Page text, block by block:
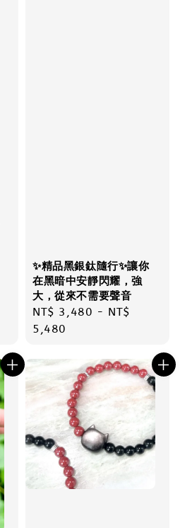
✨精品黑銀鈦隨行✨讓你
在黑暗中安靜閃耀，強
大，從來不需要聲音
Regular
price
NT$ 3,480 - NT$
5,480